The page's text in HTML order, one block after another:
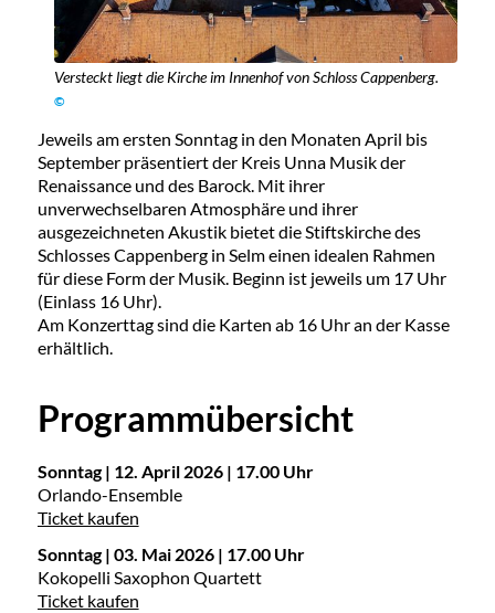
Versteckt liegt die Kirche im Innenhof von Schloss Cappenberg.
©
Jeweils am ersten Sonntag in den Monaten April bis
September präsentiert der Kreis Unna Musik der
Renaissance und des Barock. Mit ihrer
unverwechselbaren Atmosphäre und ihrer
ausgezeichneten Akustik bietet die Stiftskirche des
Schlosses Cappenberg in Selm einen idealen Rahmen
für diese Form der Musik. Beginn ist jeweils um 17 Uhr
(Einlass 16 Uhr).
Am Konzerttag sind die Karten ab 16 Uhr an der Kasse
erhältlich.
Programmübersicht
Sonntag | 12. April 2026 | 17.00 Uhr
Orlando-Ensemble
Ticket kaufen
Sonntag | 03. Mai 2026 | 17.00 Uhr
Kokopelli Saxophon Quartett
Ticket kaufen